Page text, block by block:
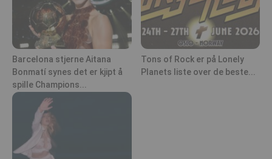
Barcelona stjerne Aitana
Bonmatí synes det er kjipt å
spille Champions...
Tons of Rock er på Lonely
Planets liste over de beste...